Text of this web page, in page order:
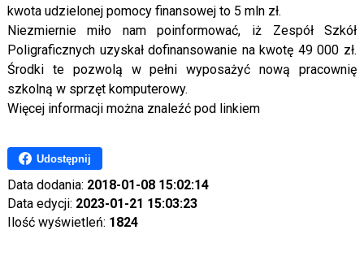
kwota udzielonej pomocy finansowej to 5 mln zł.
Niezmiernie miło nam poinformować, iż Zespół Szkół
Poligraficznych uzyskał dofinansowanie na kwotę 49 000 zł.
Środki te pozwolą w pełni wyposażyć nową pracownię
szkolną w sprzęt komputerowy.
Więcej informacji można znaleźć pod linkiem
Udostępnij
Data dodania: 2018-01-08 15:02:14
Data edycji: 2023-01-21 15:03:23
Ilość wyświetleń: 1824